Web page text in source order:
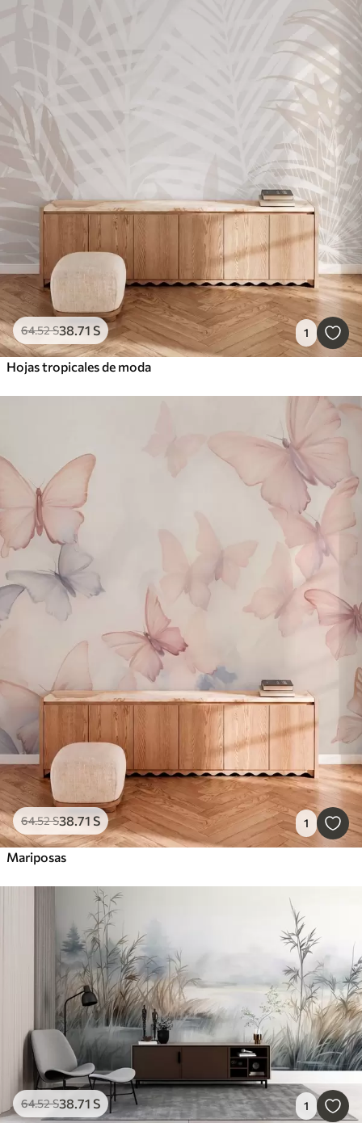
64.52S38.71 S 1
Hojas tropicales de moda
64.52S38.71 S 1
Mariposas
64.52S38.71 S 1